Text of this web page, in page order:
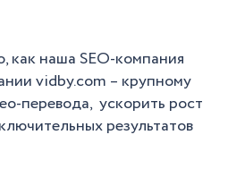
как наша SEO-компания
vidby.com – крупному
перевода, ускорить рост
результатов